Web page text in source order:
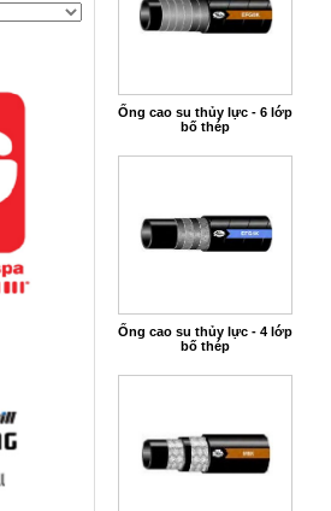
Ống cao su thủy lực - 6 lớp
bố thép
Ống cao su thủy lực - 4 lớp
bố thép